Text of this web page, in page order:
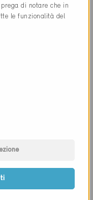
di notare che in
le funzionalità del